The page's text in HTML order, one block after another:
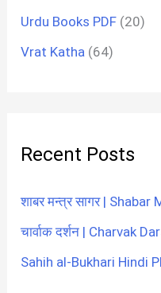
Urdu Books PDF (20)
Vrat Katha (64)
Recent Posts
शाबर मन्त्र सागर |
चार्वाक दर्शन | Charvak
Sahih al-Bukhari Hindi